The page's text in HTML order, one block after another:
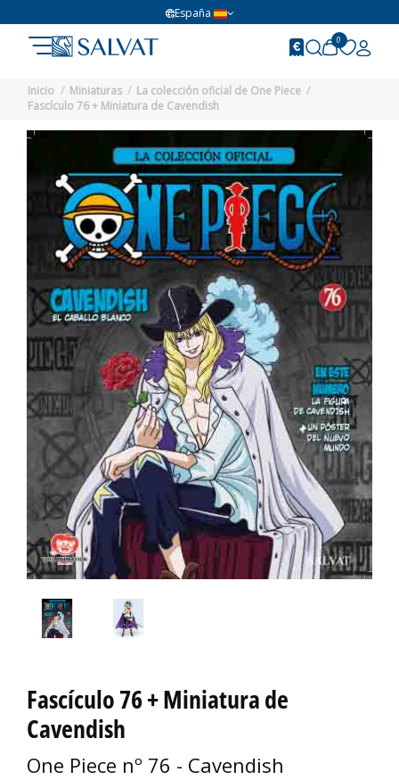
España
0
Inicio Miniaturas
La colección oficial de One Piece
Fascículo 76 + Miniatura de Cavendish
Fascículo 76 + Miniatura de
Cavendish
One Piece nº 76 - Cavendish